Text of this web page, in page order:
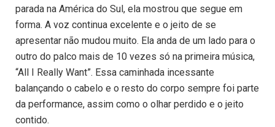
parada na América do Sul, ela mostrou que segue em
forma. A voz continua excelente e o jeito de se
apresentar não mudou muito. Ela anda de um lado para o
outro do palco mais de 10 vezes só na primeira música,
“All I Really Want”. Essa caminhada incessante
balançando o cabelo e o resto do corpo sempre foi parte
da performance, assim como o olhar perdido e o jeito
contido.